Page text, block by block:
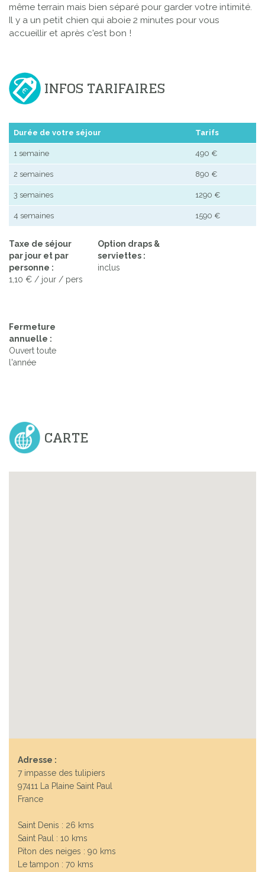
même terrain mais bien séparé pour garder votre intimité.
Il y a un petit chien qui aboie 2 minutes pour vous
accueillir et après c'est bon !
INFOS TARIFAIRES
Durée de votre séjour Tarifs
1 semaine 490 €
2 semaines 890 €
3 semaines 1290 €
4 semaines 1590 €
Taxe de séjour
par jour et par
personne :
1,10 € / jour / pers
Option draps &
serviettes :
inclus
Fermeture
annuelle :
Ouvert toute
l'année
CARTE
Adresse :
7 impasse des tulipiers
97411 La Plaine Saint Paul
France
Saint Denis : 26 kms
Saint Paul : 10 kms
Piton des neiges : 90 kms
Le tampon : 70 kms